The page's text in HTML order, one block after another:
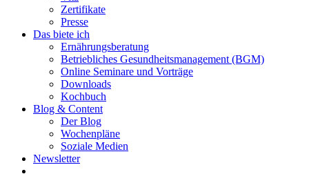
Zertifikate
Presse
Das biete ich
Ernährungsberatung
Betriebliches Gesundheitsmanagement (BGM)
Online Seminare und Vorträge
Downloads
Kochbuch
Blog & Content
Der Blog
Wochenpläne
Soziale Medien
Newsletter